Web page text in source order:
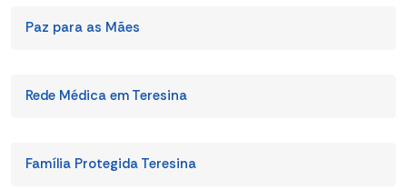
Paz para as Mães
Rede Médica em Teresina
Família Protegida Teresina